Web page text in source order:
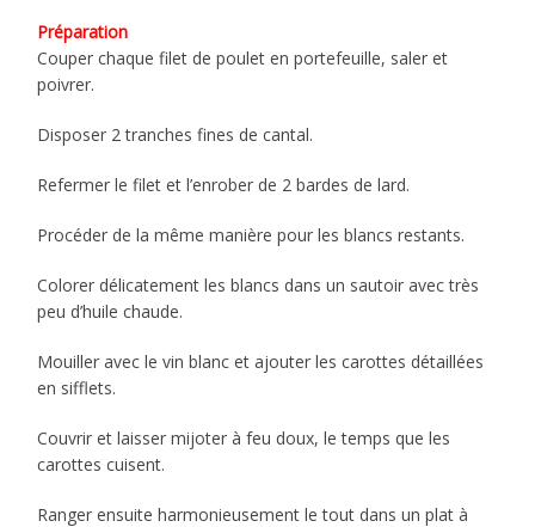
Préparation
Couper chaque filet de poulet en portefeuille, saler et
poivrer.
Disposer 2 tranches fines de cantal.
Refermer le filet et l’enrober de 2 bardes de lard.
Procéder de la même manière pour les blancs restants.
Colorer délicatement les blancs dans un sautoir avec très
peu d’huile chaude.
Mouiller avec le vin blanc et ajouter les carottes détaillées
en sifflets.
Couvrir et laisser mijoter à feu doux, le temps que les
carottes cuisent.
Ranger ensuite harmonieusement le tout dans un plat à